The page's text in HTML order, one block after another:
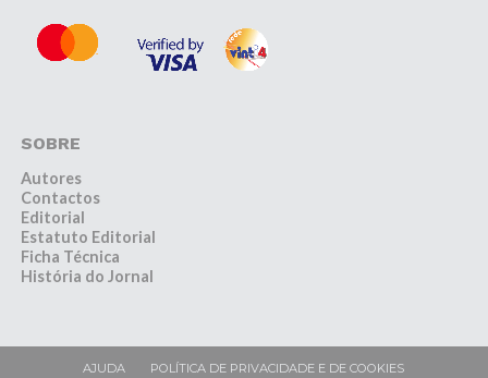
SOBRE
Autores
Contactos
Editorial
Estatuto Editorial
Ficha Técnica
História do Jornal
AJUDA POLÍTICA DE PRIVACIDADE E DE COOKIES